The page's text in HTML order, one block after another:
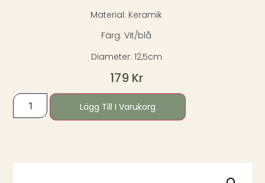
Material: Keramik
Färg: Vit/blå
Diameter: 12,5cm
179 Kr
Lägg Till I Varukorg